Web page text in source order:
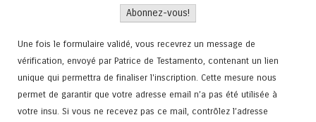
Une fois le formulaire validé, vous recevrez un message de
vérification, envoyé par Patrice de Testamento, contenant un lien
unique qui permettra de finaliser l'inscription. Cette mesure nous
permet de garantir que votre adresse email n’a pas été utilisée à
votre insu. Si vous ne recevez pas ce mail, contrôlez l’adresse